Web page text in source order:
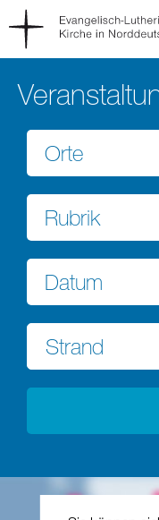
Orte
Rubrik
Datum